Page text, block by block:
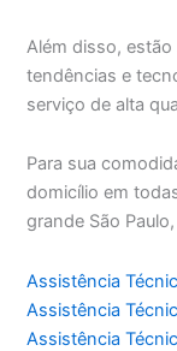
Além disso,
tendências e
serviço de alta
Para sua
domicílio em
grande São
Assistência
Assistência
Assistência